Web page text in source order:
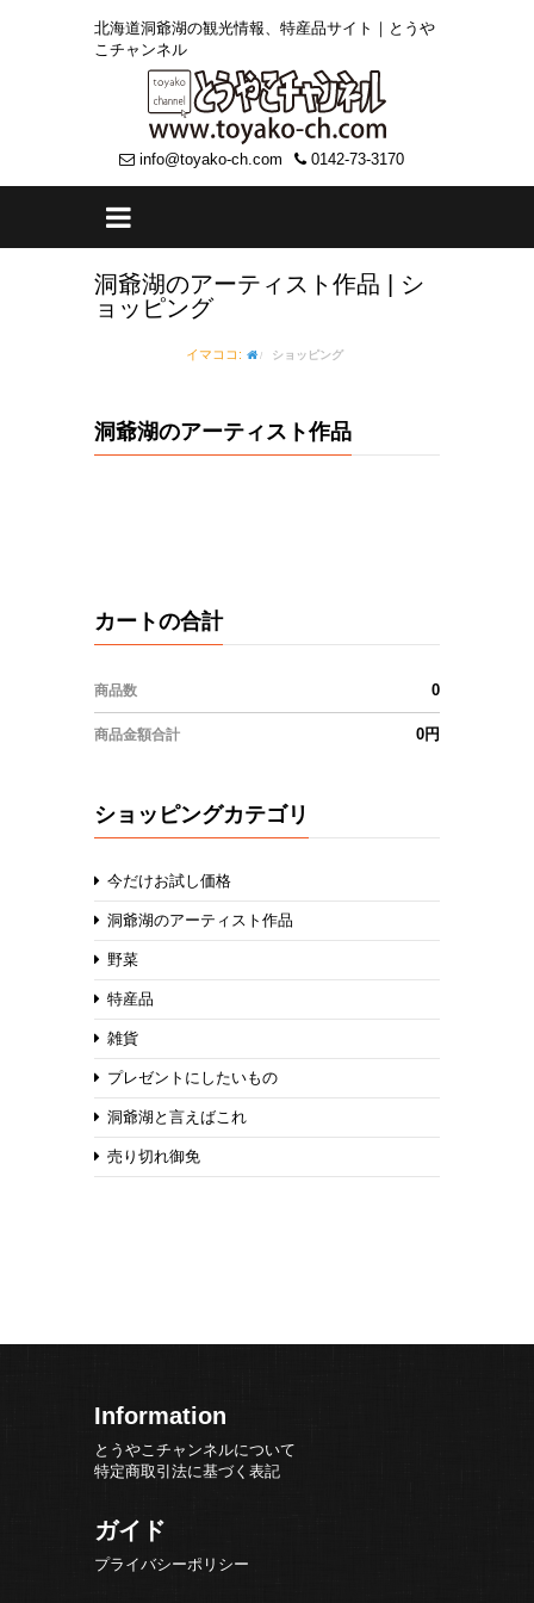
北海道洞爺湖の観光情報、特産品サイト｜とうや
こチャンネル
info@toyako-ch.com 0142-73-3170
洞爺湖のアーティスト作品 | シ
ョッピング
イマココ: ショッピング
洞爺湖のアーティスト作品
カートの合計
商品数 0
商品金額合計 0円
ショッピングカテゴリ
今だけお試し価格
洞爺湖のアーティスト作品
野菜
特産品
雑貨
プレゼントにしたいもの
洞爺湖と言えばこれ
売り切れ御免
Information
とうやこチャンネルについて
特定商取引法に基づく表記
ガイド
プライバシーポリシー